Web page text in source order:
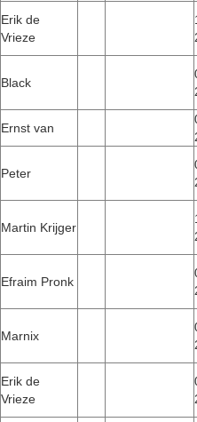
Erik de
Vrieze
Black
Ernst van
Peter
Martin Krijger
Efraim Pronk
Marnix
Erik de
Vrieze